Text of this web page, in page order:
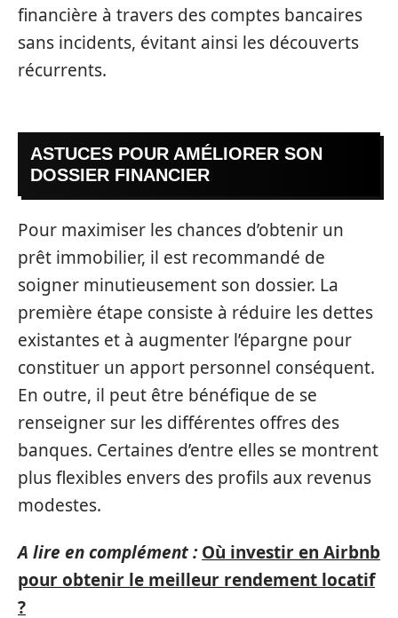
financière à travers des comptes bancaires
sans incidents, évitant ainsi les découverts
récurrents.
ASTUCES POUR AMÉLIORER SON
DOSSIER FINANCIER
Pour maximiser les chances d’obtenir un
prêt immobilier, il est recommandé de
soigner minutieusement son dossier. La
première étape consiste à réduire les dettes
existantes et à augmenter l’épargne pour
constituer un apport personnel conséquent.
En outre, il peut être bénéfique de se
renseigner sur les différentes offres des
banques. Certaines d’entre elles se montrent
plus flexibles envers des profils aux revenus
modestes.
A lire en complément : Où investir en Airbnb
pour obtenir le meilleur rendement locatif
?